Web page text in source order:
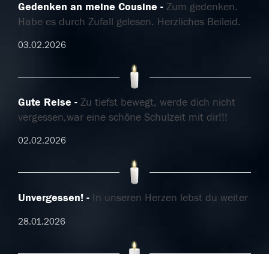
Gedenken an meine Cousine
Zum gedenken.
Habe es durch Zufall gelesen. Herzliches Beileid.
03.02.2026
Gute Reise
Zu tiefst bewegt, werde dich nicht
vergessen,war eine schöne Schulzeit mit dir!!!
02.02.2026
Unvergessen! In unseren Herzen lebst du weiter
28.01.2026